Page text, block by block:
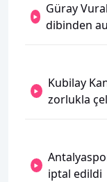
Güray
dibinden
Kubilay
zorlukla
iptal edildi